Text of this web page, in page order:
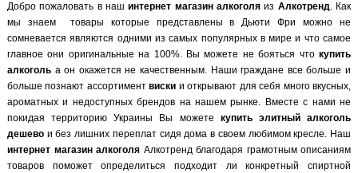
Добро пожаловать в нашинтернет магазин алкоголя из Алкотренд. Как
мы знаем товары которые представлены в Дьюти Фри можно не
сомневается являются одними из самых популярных в мире и что самое
главное они оригинальные на 100%. Вы можете не бояться что купить
алкоголь а он окажется не качественным. Наши граждане все больше и
больше познают ассортиментвиски и открывают для себя много вкусных,
ароматных и недоступных брендов на нашем рынке. Вместе с нами не
покидая территорию Украины Вы можете купить элитный алкоголь
дешево и без лишних переплат сидя дома в своем любимом кресле. Наш
интернет магазин алкоголя Алкотренд благодаря грамотным описаниям
товаров поможет определиться подходит ли конкретный спиртной